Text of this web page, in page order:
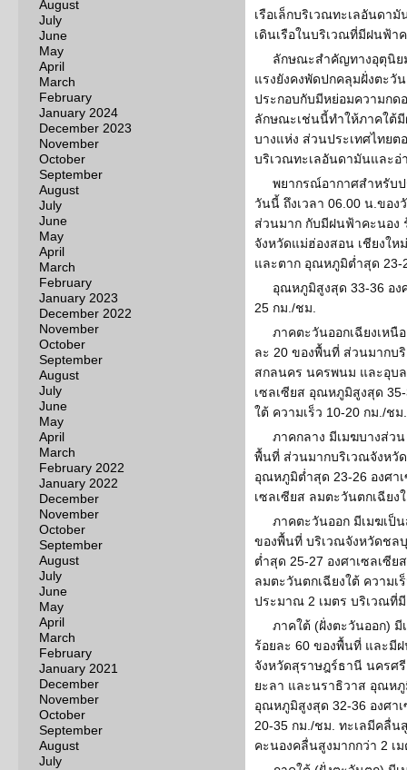
August
July
June
May
April
March
February
January 2024
December 2023
November
October
September
August
July
June
May
April
March
February
January 2023
December 2022
November
October
September
August
July
June
May
April
March
February 2022
January 2022
December
November
October
September
August
July
June
May
April
March
February
January 2021
December
November
October
September
August
July
เรือเล็กบริเวณทะเลอันดา
เดินเรือในบริเวณที่มีฝนฟ้า
ลักษณะสำคัญทางอุตุนิย
แรงยังคงพัดปกคลุมฝั่งตะวั
ประกอบกับมีหย่อมความกด
ลักษณะเช่นนี้ทำให้ภาคใต้
บางแห่ง ส่วนประเทศไทย
บริเวณทะเลอันดามันและอ่
พยากรณ์อากาศสำหรับป
วันนี้ ถึงเวลา 06.00 น.ขอ
ส่วนมาก กับมีฝนฟ้าคะนอง
จังหวัดแม่ฮ่องสอน เชียงใ
และตาก อุณหภูมิต่ำสุด 23-
อุณหภูมิสูงสุด 33-36 อง
25 กม./ชม.
ภาคตะวันออกเฉียงเหนื
ละ 20 ของพื้นที่ ส่วนมากบ
สกลนคร นครพนม และอุบ
เซลเซียส อุณหภูมิสูงสุด
ใต้ ความเร็ว 10-20 กม./ชม.
ภาคกลาง มีเมฆบางส่ว
พื้นที่ ส่วนมากบริเวณจังหวั
อุณหภูมิต่ำสุด 23-26 องศา
เซลเซียส ลมตะวันตกเฉียง
ภาคตะวันออก มีเมฆเป็
ของพื้นที่ บริเวณจังหวัดชล
ต่ำสุด 25-27 องศาเซลเซี
ลมตะวันตกเฉียงใต้ ความเ
ประมาณ 2 เมตร บริเวณที่
ภาคใต้ (ฝั่งตะวันออก)
ร้อยละ 60 ของพื้นที่ และมี
จังหวัดสุราษฎร์ธานี นครศ
ยะลา และนราธิวาส อุณหภู
อุณหภูมิสูงสุด 32-36 องศา
20-35 กม./ชม. ทะเลมีคลื่
คะนองคลื่นสูงมากกว่า 2 เ